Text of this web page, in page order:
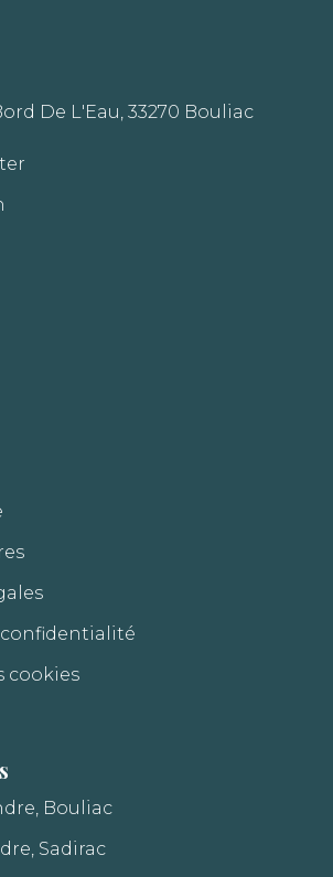
De L'Eau, 33270 Bouliac
cookies
Bouliac
Sadirac